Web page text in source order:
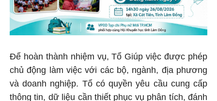
Để hoàn thành nhiệm vụ, Tổ Giúp việc được phép
chủ động làm việc với các bộ, ngành, địa phương
và doanh nghiệp. Tổ có quyền yêu cầu cung cấp
thông tin, dữ liệu cần thiết phục vụ phân tích, đánh